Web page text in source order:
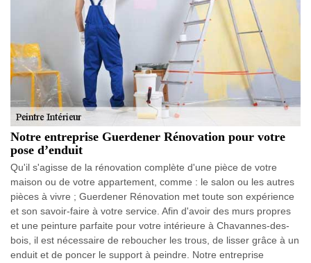
Notre entreprise Guerdener Rénovation pour votre
pose d’enduit
Qu'il s'agisse de la rénovation complète d'une pièce de votre
maison ou de votre appartement, comme : le salon ou les autres
pièces à vivre ; Guerdener Rénovation met toute son expérience
et son savoir-faire à votre service. Afin d'avoir des murs propres
et une peinture parfaite pour votre intérieure à Chavannes-des-
bois, il est nécessaire de reboucher les trous, de lisser grâce à un
enduit et de poncer le support à peindre. Notre entreprise